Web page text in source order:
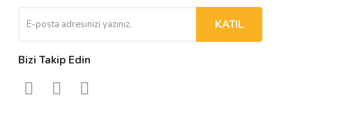
KATIL
Bizi Takip Edin